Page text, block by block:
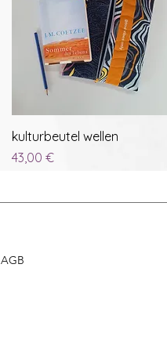
Schnellansicht
kulturbeutel wellen
Preis
43,00 €
AGB